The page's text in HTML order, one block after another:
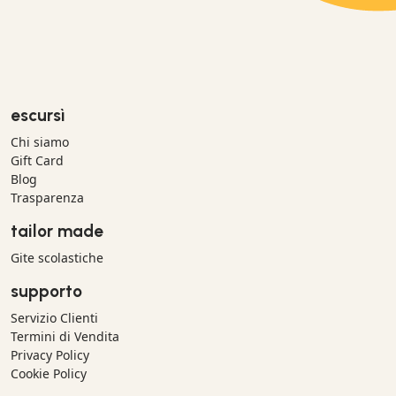
escursì
Chi siamo
Gift Card
Blog
Trasparenza
tailor made
Gite scolastiche
supporto
Servizio Clienti
Termini di Vendita
Privacy Policy
Cookie Policy